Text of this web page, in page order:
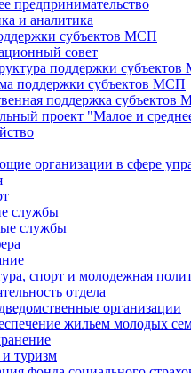
предпринимательство
и аналитика
субъектов МСП
совет
поддержки
поддержки субъектов МСП
поддержка субъектов
проект "Малое и
организации в сфере
службы
службы
спорт и молодежная
отдела
организации
жильем молодых
и туризм